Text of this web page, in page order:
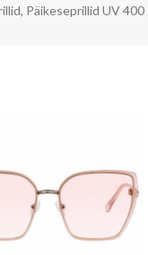
, Päikeseprillid UV 400